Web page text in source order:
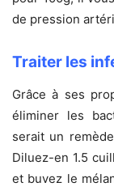
de pression
Traiter les
Grâce à ses
éliminer les
serait un
Diluez-en 1.5
et buvez le